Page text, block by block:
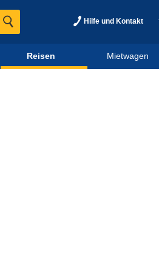
Hilfe und Kontakt
Reisen Mietwagen